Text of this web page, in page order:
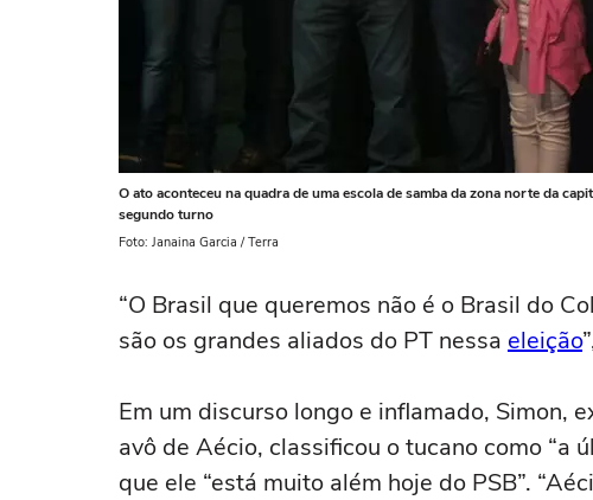
O ato aconteceu na quadra de uma escola de samba da zona norte da
segundo turno
Foto: Janaina Garcia / Terra
“O Brasil que queremos não é o Brasil do
são os grandes aliados do PT nessa eleição
Em um discurso longo e inflamado, Simon,
avô de Aécio, classificou o tucano como “a
que ele “está muito além hoje do PSB”.